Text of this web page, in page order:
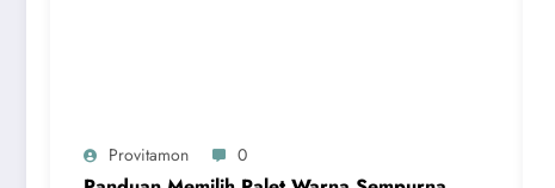
Provitamon 0